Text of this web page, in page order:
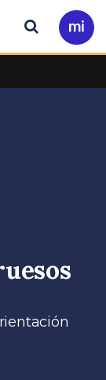
Ir
a
Buscar